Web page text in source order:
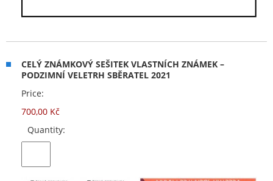
CELÝ ZNÁMKOVÝ SEŠITEK VLASTNÍCH ZNÁMEK –
PODZIMNÍ VELETRH SBĚRATEL 2021
Price:
700,00 Kč
Quantity: